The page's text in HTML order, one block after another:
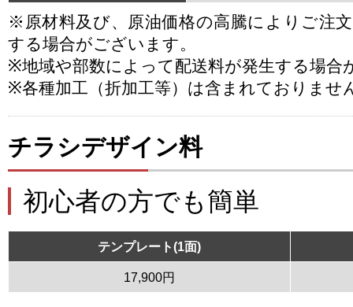
※原材料及び、原油価格の高騰によりご注
する場合がございます。
※地域や部数によって配送料が発生する場合
※各種加工（折加工等）は含まれておりませ
チラシデザイン料
初心者の方でも簡単
テンプレート(1面)
17,900円